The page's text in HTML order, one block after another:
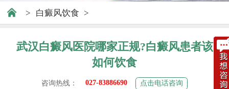
> 白癜风饮食 >
武汉白癜风医院哪家正规?白癜风患者该
如何饮食
咨询热线： 027-83886690 点击电话咨询